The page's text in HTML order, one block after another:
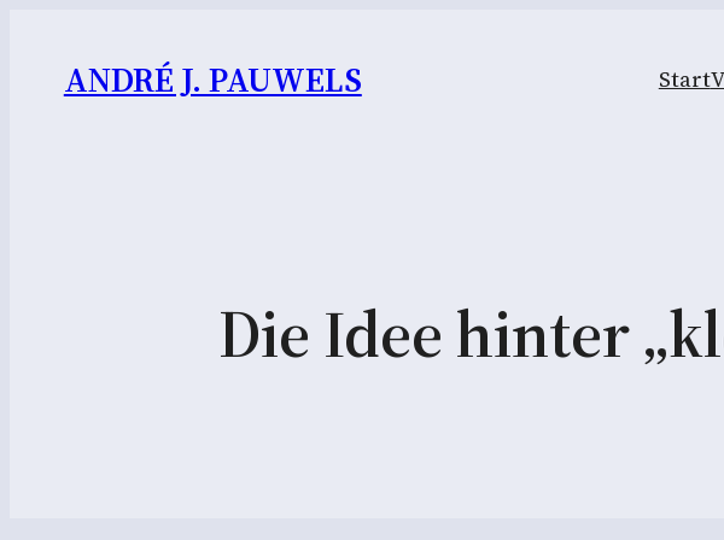
ANDRÉ J. PAUWELS Start
Die Idee hinter